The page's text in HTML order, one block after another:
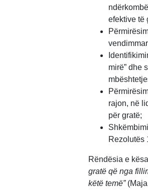
efektive të
mirë” dhe
rajon, në
për gratë;
Rezolutës
Rëndësia e
gratë që nga
këtë temë”(Maja